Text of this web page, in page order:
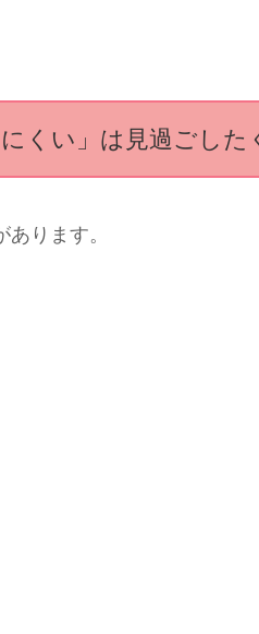
くい」は見過ごした
ります。